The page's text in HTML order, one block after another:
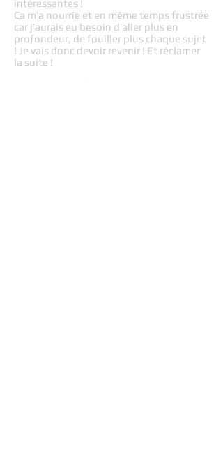
intéressantes !
Ca m’a nourrie et en même temps frustrée
car j’aurais eu besoin d’aller plus en
profondeur, de fouiller plus chaque sujet
! Je vais donc devoir revenir ! Et réclamer
la suite !